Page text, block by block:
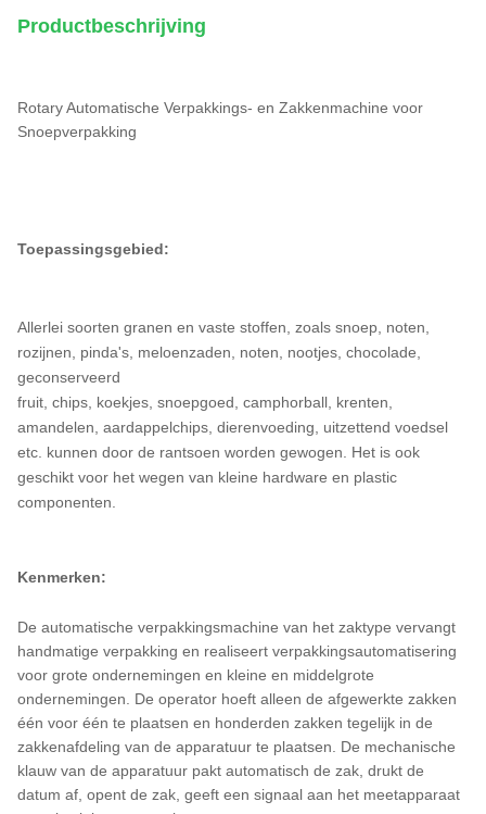
Productbeschrijving
Rotary Automatische Verpakkings- en Zakkenmachine voor
Snoepverpakking
Toepassingsgebied:
Allerlei soorten granen en vaste stoffen, zoals snoep, noten,
rozijnen, pinda's, meloenzaden, noten, nootjes, chocolade,
geconserveerd
fruit, chips, koekjes, snoepgoed, camphorball, krenten,
amandelen, aardappelchips, dierenvoeding, uitzettend voedsel
etc. kunnen door de rantsoen worden gewogen. Het is ook
geschikt voor het wegen van kleine hardware en plastic
componenten.
Kenmerken:
De automatische verpakkingsmachine van het zaktype vervangt
handmatige verpakking en realiseert verpakkingsautomatisering
voor grote ondernemingen en kleine en middelgrote
ondernemingen. De operator hoeft alleen de afgewerkte zakken
één voor één te plaatsen en honderden zakken tegelijk in de
zakkenafdeling van de apparatuur te plaatsen. De mechanische
klauw van de apparatuur pakt automatisch de zak, drukt de
datum af, opent de zak, geeft een signaal aan het meetapparaat